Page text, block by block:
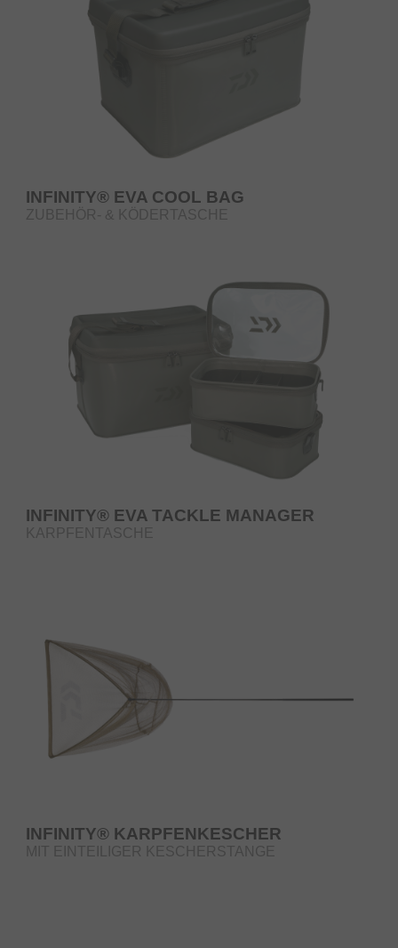
INFINITY® EVA COOL BAG
ZUBEHÖR- & KÖDERTASCHE
INFINITY® EVA TACKLE MANAGER
KARPFENTASCHE
INFINITY® KARPFENKESCHER
MIT EINTEILIGER KESCHERSTANGE